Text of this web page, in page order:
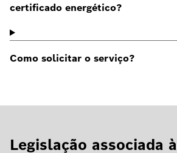
certificado energético?
Como solicitar o serviço?
Legislação associada à